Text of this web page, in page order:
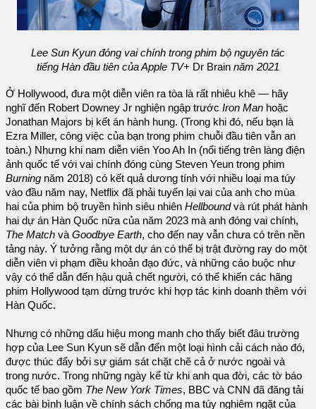
Lee Sun Kyun đóng vai chính trong phim bộ nguyên tác
tiếng Hàn đầu tiên của Apple TV+ Dr Brain năm 2021
Ở Hollywood, đưa một diễn viên ra tòa là rất nhiêu khê — hãy
nghĩ đến Robert Downey Jr nghiện ngập trước Iron Man hoặc
Jonathan Majors bị kết án hành hung. (Trong khi đó, nếu bạn là
Ezra Miller, công việc của bạn trong phim chuỗi đầu tiên vẫn an
toàn.) Nhưng khi nam diễn viên Yoo Ah In (nổi tiếng trên làng điện
ảnh quốc tế với vai chính đóng cùng Steven Yeun trong phim
Burning năm 2018) có kết quả dương tính với nhiều loại ma túy
vào đầu năm nay, Netflix đã phải tuyển lại vai của anh cho mùa
hai của phim bộ truyền hình siêu nhiên Hellboundvà rút phát hành
hai dự án Hàn Quốc nữa của năm 2023 mà anh đóng vai chính,
The Match và Goodbye Earth, cho đến nay vẫn chưa có trên nền
tảng này. Ý tưởng rằng một dự án có thể bị trật đường ray do một
diễn viên vi phạm điều khoản đạo đức, và những cáo buộc như
vậy có thể dẫn đến hậu quả chết người, có thể khiến các hãng
phim Hollywood tạm dừng trước khi hợp tác kinh doanh thêm với
Hàn Quốc.
Nhưng có những dấu hiệu mong manh cho thấy biết đâu trường
hợp của Lee Sun Kyun sẽ dẫn đến một loại hình cải cách nào đó,
được thúc đẩy bởi sự giám sát chặt chẽ cả ở nước ngoài và
trong nước. Trong những ngày kể từ khi anh qua đời, các tờ báo
quốc tế bao gồm The New York Times, BBC và CNN đã đăng tải
các bài bình luận về chính sách chống ma túy nghiêm ngặt của